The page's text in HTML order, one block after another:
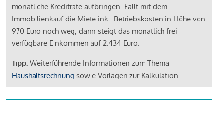
monatliche Kreditrate aufbringen. Fällt mit dem
Immobilienkauf die Miete inkl. Betriebskosten in Höhe von
970 Euro noch weg, dann steigt das monatlich frei
verfügbare Einkommen auf 2.434 Euro.
Tipp: Weiterführende Informationen zum Thema
Haushaltsrechnung sowie Vorlagen zur Kalkulation .